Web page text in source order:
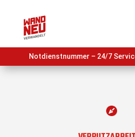
Notdienstnummer – 24/7